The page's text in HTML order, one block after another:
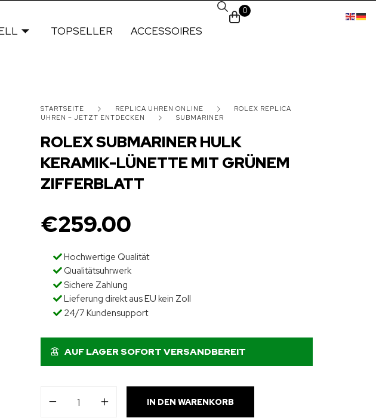
TOPSELLER ACCESSOIRES
0
STARTSEITE REPLICA UHREN ONLINE
ROLEX REPLICA
UHREN – JETZT ENTDECKEN
SUBMARINER
ROLEX SUBMARINER HULK
KERAMIK-LÜNETTE MIT GRÜNEM
ZIFFERBLATT
€259.00
Hochwertige Qualität
Qualitätsuhrwerk
Sichere Zahlung
Lieferung direkt aus EU kein Zoll
24/7 Kundensupport
AUF LAGER SOFORT VERSANDBEREIT
IN DEN WARENKORB